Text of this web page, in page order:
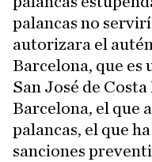
palancas no
autorizara el
Barcelona, que es
San José de
Barcelona, el que
palancas, el que
sanciones